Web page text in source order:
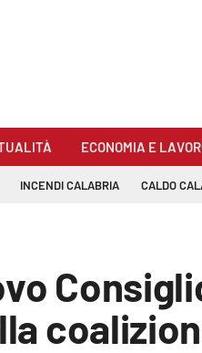
ECONOMIA E
INCENDI CALABRIA CALDO